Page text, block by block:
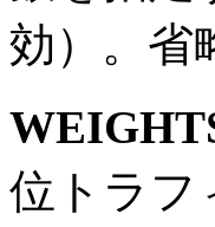
効）。省
位トラフ